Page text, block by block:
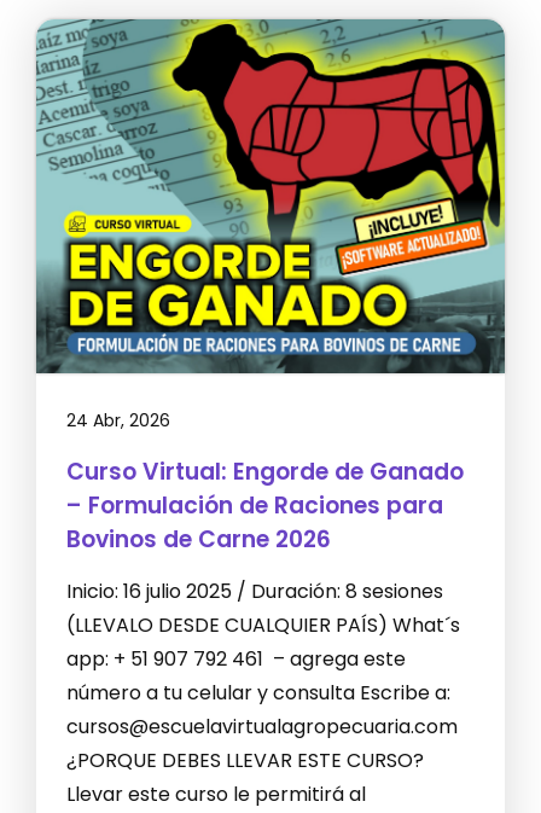
24 Abr, 2026
Curso Virtual: Engorde de Ganado
– Formulación de Raciones para
Bovinos de Carne 2026
Inicio: 16 julio 2025 / Duración: 8 sesiones
(LLEVALO DESDE CUALQUIER PAÍS) What´s
app: + 51 907 792 461 – agrega este
número a tu celular y consulta Escribe a:
cursos@escuelavirtualagropecuaria.com
¿PORQUE DEBES LLEVAR ESTE CURSO?
Llevar este curso le permitirá al